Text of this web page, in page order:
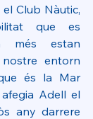
Club Nàutic,
que es
més estan
entorn
és la Mar
afegia Adell el
any darrere